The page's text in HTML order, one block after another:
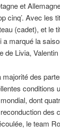
et
cinq’. Avec les
(cadet), et le
marqué la
de Livia,
des
conditions
dont
des
le team